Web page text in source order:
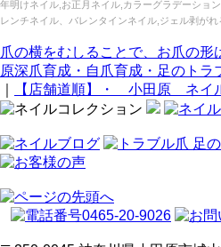
年明けネイル,お正月ネイル,カラーグラデーショ
レンチネイル、バレンタインネイル,ジェル剥が
爪の横をむしることで、お爪の形
原深爪育成・自爪育成・足のトラ
【店舗道順】・ 小田原 ネイ